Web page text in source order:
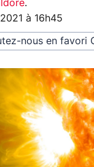
.
à 16h45
nous en favori